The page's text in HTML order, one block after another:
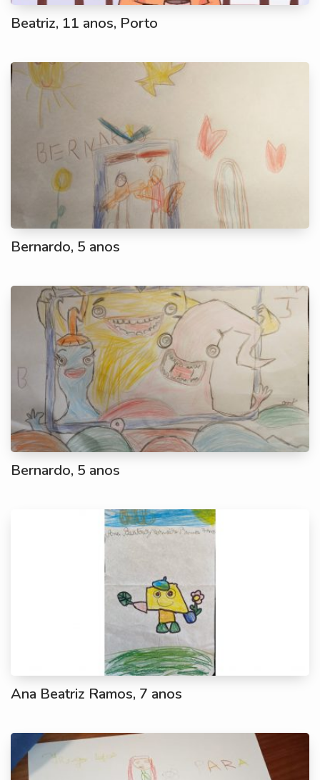
Beatriz, 11 anos, Porto
Bernardo, 5 anos
Bernardo, 5 anos
Ana Beatriz Ramos, 7 anos